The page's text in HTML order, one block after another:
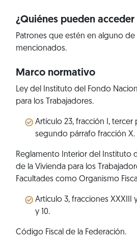
¿Quiénes pueden
Patrones que estén en alguno
mencionados.
Marco normativo
Ley del Instituto del Fondo
para los Trabajadores.
Artículo 23, fracción I, tercer
segundo párrafo fracción X.
Reglamento Interior del Instituto
de la Vivienda para los
Facultades como Organismo
Artículo 3, fracciones XXXIII
y 10.
Código Fiscal de la Federación.